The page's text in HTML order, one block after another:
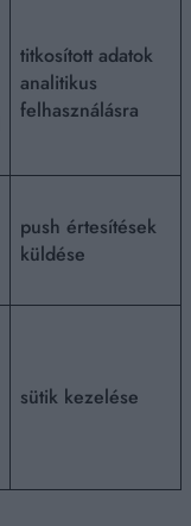
titkosított adatok
analitikus
felhasználásra
push értesítések
küldése
sütik kezelése